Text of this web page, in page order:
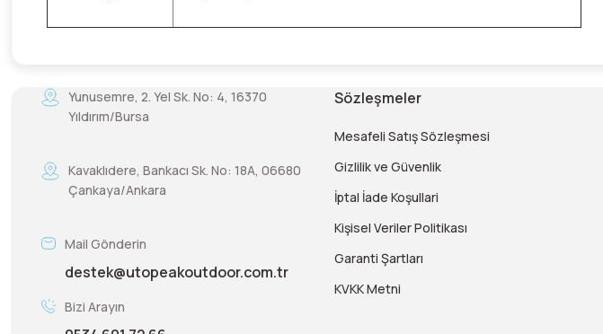
Yunusemre, 2. Yel Sk. No: 4, 16370
Yıldırım/Bursa
Kavaklıdere, Bankacı Sk. No: 18A, 06680
Çankaya/Ankara
Mail Gönderin
destek@utopeakoutdoor.com.tr
Bizi Arayın
Sözleşmeler
Mesafeli Satış Sözleşmesi
Gizlilik ve Güvenlik
İptal İade Koşullari
Kişisel Veriler Politikası
Garanti Şartları
KVKK Metni